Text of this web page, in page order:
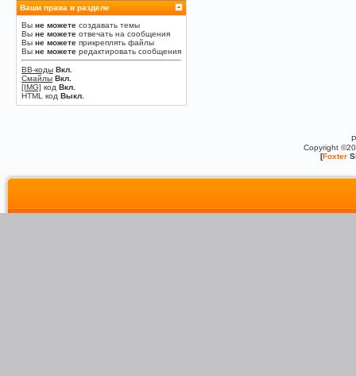
Ваши права в разделе
Вы не можете создавать темы
Вы не можете отвечать на сообщения
Вы не можете прикреплять файлы
Вы не можете редактировать сообщения
BB-коды Вкл.
Смайлы Вкл.
[IMG] код Вкл.
HTML код Выкл.
Copyright
[Foxter